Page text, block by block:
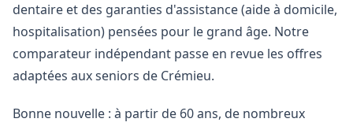
dentaire et des garanties d'assistance (aide à domicile,
hospitalisation) pensées pour le grand âge. Notre
comparateur indépendant passe en revue les offres
adaptées aux seniors de Crémieu.
Bonne nouvelle : à partir de 60 ans, de nombreux